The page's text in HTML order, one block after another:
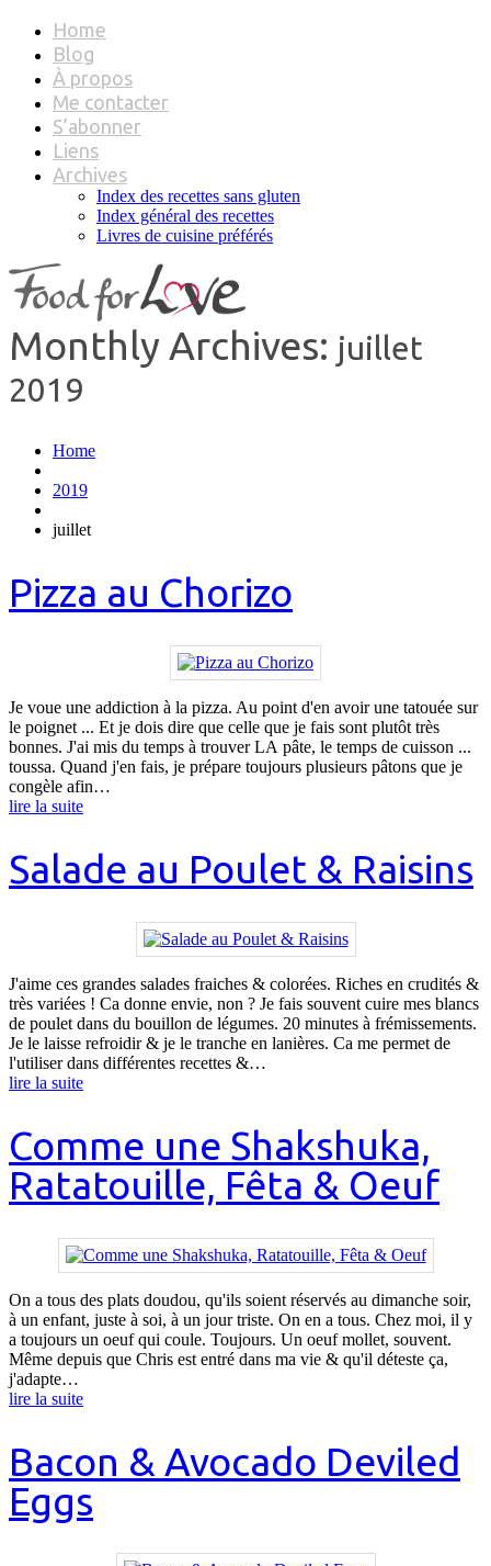
Home
Blog
À propos
Me contacter
S’abonner
Liens
Archives
Index des recettes sans gluten
Index général des recettes
Livres de cuisine préférés
Monthly Archives: juillet
2019
Home
2019
juillet
Pizza au Chorizo
Je voue une addiction à la pizza. Au point d'en avoir une tatouée sur
le poignet ... Et je dois dire que celle que je fais sont plutôt très
bonnes. J'ai mis du temps à trouver LA pâte, le temps de cuisson ...
toussa. Quand j'en fais, je prépare toujours plusieurs pâtons que je
congèle afin…
lire la suite
Salade au Poulet & Raisins
J'aime ces grandes salades fraiches & colorées. Riches en crudités &
très variées ! Ca donne envie, non ? Je fais souvent cuire mes blancs
de poulet dans du bouillon de légumes. 20 minutes à frémissements.
Je le laisse refroidir & je le tranche en lanières. Ca me permet de
l'utiliser dans différentes recettes &…
lire la suite
Comme une Shakshuka,
Ratatouille, Fêta & Oeuf
On a tous des plats doudou, qu'ils soient réservés au dimanche soir,
à un enfant, juste à soi, à un jour triste. On en a tous. Chez moi, il y
a toujours un oeuf qui coule. Toujours. Un oeuf mollet, souvent.
Même depuis que Chris est entré dans ma vie & qu'il déteste ça,
j'adapte…
lire la suite
Bacon & Avocado Deviled
Eggs